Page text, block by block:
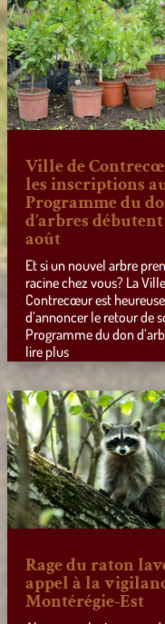
Ville de
les inscriptions
Programme du
d’arbres débutent
août
Et si un nouvel arbre
racine chez vous? La
Contrecœur est heureuse
d’annoncer le retour de
Programme du don
lire plus
Rage du raton
appel à la
Montérégie-Est